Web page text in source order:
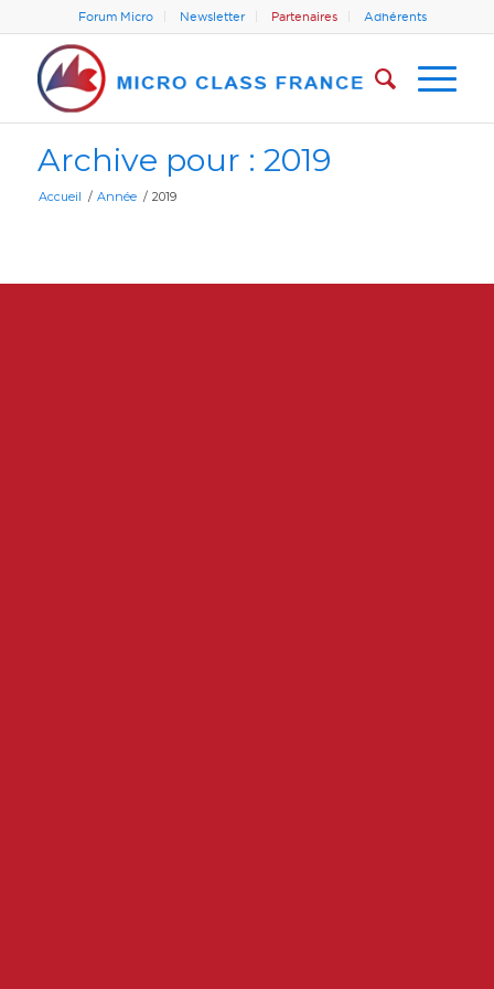
Forum Micro Newsletter Partenaires Adhérents
Archive pour : 2019
Accueil / Année / 2019